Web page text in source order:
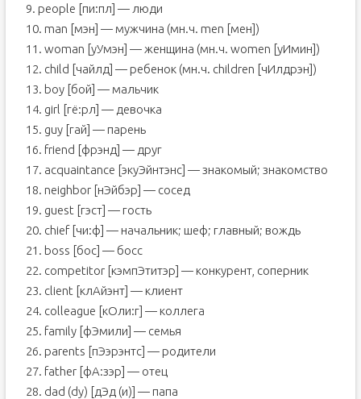
9. people [пи:пл] — люди
10. man [мэн] — мужчина (мн.ч. men [мен])
11. woman [уУмэн] — женщина (мн.ч. women [уИмин])
12. child [чайлд] — ребенок (мн.ч. children [чИлдрэн])
13. boy [бой] — мальчик
14. girl [гё:рл] — девочка
15. guy [гай] — парень
16. friend [фрэнд] — друг
17. acquaintance [экуЭйнтэнс] — знакомый; знакомство
18. neighbor [нЭйбэр] — сосед
19. guest [гэст] — гость
20. chief [чи:ф] — начальник; шеф; главный; вождь
21. boss [бос] — босс
22. competitor [кэмпЭтитэр] — конкурент, соперник
23. client [клАйэнт] — клиент
24. colleague [кОли:г] — коллега
25. family [фЭмили] — семья
26. parents [пЭэрэнтс] — родители
27. father [фА:зэр] — отец
28. dad (dy) [дЭд (и)] — папа